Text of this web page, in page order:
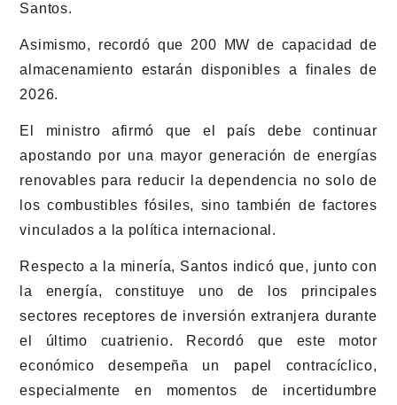
Santos.
Asimismo, recordó que 200 MW de capacidad de
almacenamiento estarán disponibles a finales de
2026.
El ministro afirmó que el país debe continuar
apostando por una mayor generación de energías
renovables para reducir la dependencia no solo de
los combustibles fósiles, sino también de factores
vinculados a la política internacional.
Respecto a la minería, Santos indicó que, junto con
la energía, constituye uno de los principales
sectores receptores de inversión extranjera durante
el último cuatrienio. Recordó que este motor
económico desempeña un papel contracíclico,
especialmente en momentos de incertidumbre